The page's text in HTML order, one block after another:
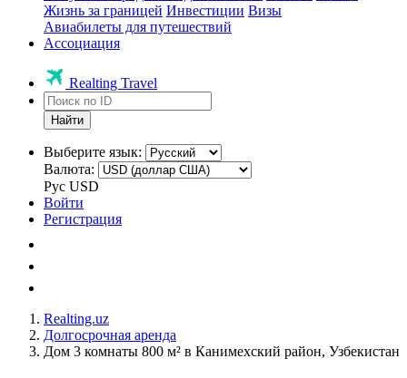
Жизнь за границей Инвестиции Визы
Авиабилеты для путешествий
Ассоциация
Realting Travel
Найти
Выберите язык:
Валюта:
Рус USD
Войти
Регистрация
Realting.uz
Долгосрочная аренда
Дом 3 комнаты 800 м² в Канимехский район, Узбекистан